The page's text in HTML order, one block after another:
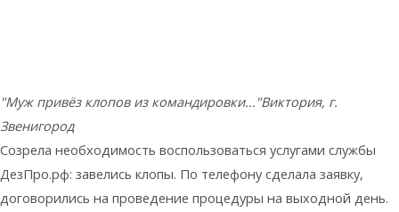
"Муж привёз клопов из командировки..."Виктория, г.
Звенигород
Созрела необходимость воспользоваться услугами службы
ДезПро.рф: завелись клопы. По телефону сделала заявку,
договорились на проведение процедуры на выходной день.